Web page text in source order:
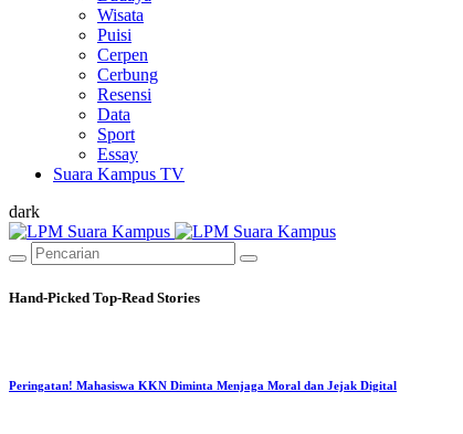
Wisata
Puisi
Cerpen
Cerbung
Resensi
Data
Sport
Essay
Suara Kampus TV
dark
Hand-Picked Top-Read Stories
Peringatan! Mahasiswa KKN Diminta Menjaga Moral dan Jejak Digital